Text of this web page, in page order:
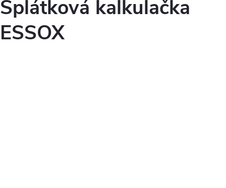
Splátková kalkulačka
ESSOX